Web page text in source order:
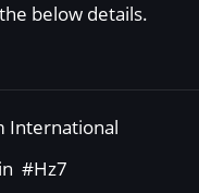
below details.
International
#Hz7